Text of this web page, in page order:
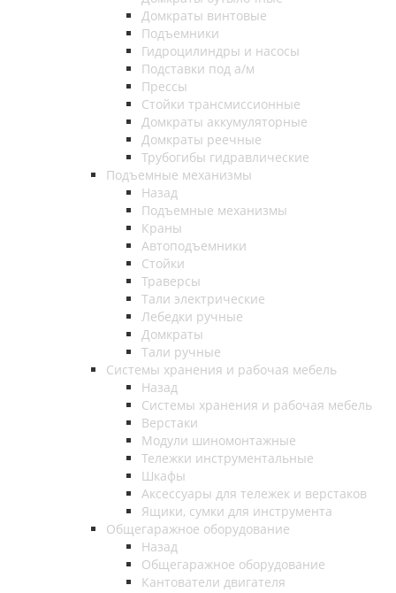
Домкраты винтовые
Подъемники
Гидроцилиндры и насосы
Подставки под а/м
Прессы
Стойки трансмиссионные
Домкраты аккумуляторные
Домкраты реечные
Трубогибы гидравлические
Подъемные механизмы
Назад
Подъемные механизмы
Краны
Автоподъемники
Стойки
Траверсы
Тали электрические
Лебедки ручные
Домкраты
Тали ручные
Системы хранения и рабочая мебель
Назад
Системы хранения и рабочая мебель
Верстаки
Модули шиномонтажные
Тележки инструментальные
Шкафы
Аксессуары для тележек и верстаков
Ящики, сумки для инструмента
Общегаражное оборудование
Назад
Общегаражное оборудование
Кантователи двигателя